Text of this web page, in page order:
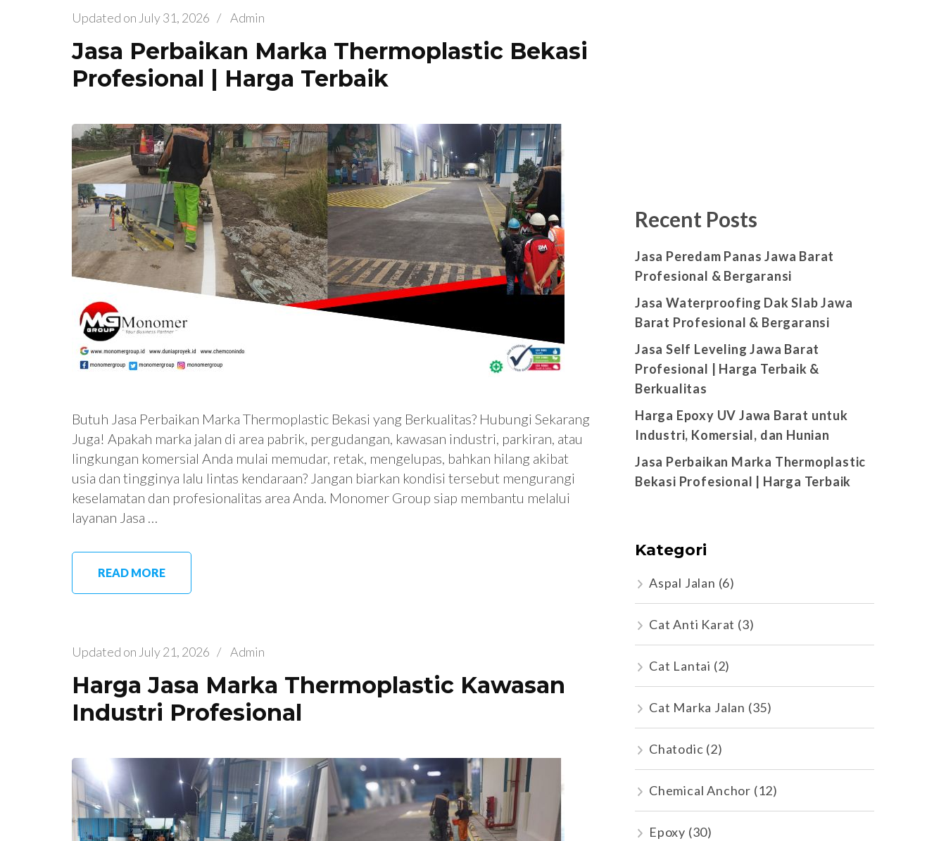
Updated on July 31, 2026 / Admin
Jasa Perbaikan Marka Thermoplastic Bekasi
Profesional | Harga Terbaik
Butuh Jasa Perbaikan Marka Thermoplastic Bekasi yang Berkualitas? Hubungi Sekarang
Juga! Apakah marka jalan di area pabrik, pergudangan, kawasan industri, parkiran, atau
lingkungan komersial Anda mulai memudar, retak, mengelupas, bahkan hilang akibat
usia dan tingginya lalu lintas kendaraan? Jangan biarkan kondisi tersebut mengurangi
keselamatan dan profesionalitas area Anda. Monomer Group siap membantu melalui
layanan Jasa …
READ MORE
Updated on July 21, 2026 / Admin
Harga Jasa Marka Thermoplastic Kawasan
Industri Profesional
Recent Posts
Jasa Peredam Panas Jawa Barat
Profesional & Bergaransi
Jasa Waterproofing Dak Slab Jawa
Barat Profesional & Bergaransi
Jasa Self Leveling Jawa Barat
Profesional | Harga Terbaik &
Berkualitas
Harga Epoxy UV Jawa Barat untuk
Industri, Komersial, dan Hunian
Jasa Perbaikan Marka Thermoplastic
Bekasi Profesional | Harga Terbaik
Kategori
Aspal Jalan (6)
Cat Anti Karat (3)
Cat Lantai (2)
Cat Marka Jalan (35)
Chatodic (2)
Chemical Anchor (12)
Epoxy (30)